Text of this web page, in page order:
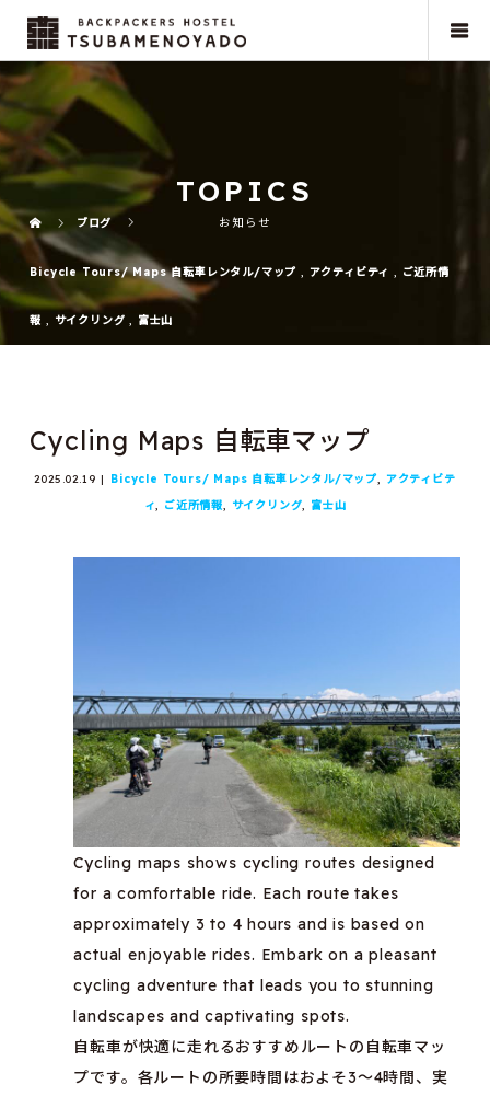
TOPICS
お知らせ
ブログ
Bicycle Tours/ Maps 自転車レンタル/マップ , アクティビティ , ご近所情
報 , サイクリング , 富士山
Cycling Maps 自転車マップ
2025.02.19 Bicycle Tours/ Maps 自転車レンタル/マップ, アクティビテ
ィ, ご近所情報, サイクリング, 富士山
Cycling maps shows cycling routes designed
for a comfortable ride. Each route takes
approximately 3 to 4 hours and is based on
actual enjoyable rides. Embark on a pleasant
cycling adventure that leads you to stunning
landscapes and captivating spots.
自転車が快適に走れるおすすめルートの自転車マッ
プです。各ルートの所要時間はおよそ3～4時間、実